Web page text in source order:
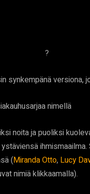
?
synkempänä versiona,
nimellä
noita ja puoliksi
(Miranda Otto, Lucy
nimiä klikkaamalla).